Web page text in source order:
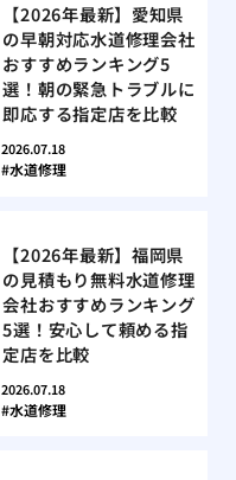
【2026年最新】愛知県
の早朝対応水道修理会社
おすすめランキング5
選！朝の緊急トラブルに
即応する指定店を比較
2026.07.18
水道修理
【2026年最新】福岡県
の見積もり無料水道修理
会社おすすめランキング
5選！安心して頼める指
定店を比較
2026.07.18
水道修理